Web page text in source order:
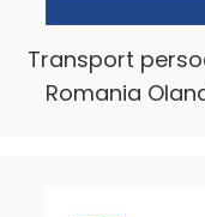
Transport
Romania